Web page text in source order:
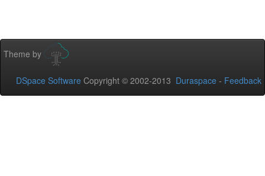
Theme by
DSpace Software Copyright © 2002-2013 Duraspace - Feedback